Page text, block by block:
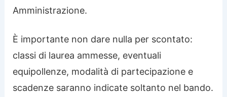
Amministrazione.
È importante non dare nulla per scontato:
classi di laurea ammesse, eventuali
equipollenze, modalità di partecipazione e
scadenze saranno indicate soltanto nel bando.